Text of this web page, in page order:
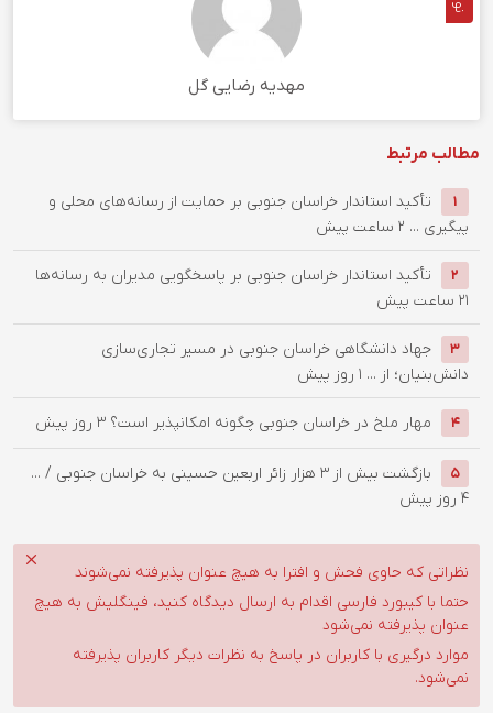
مهدیه رضایی گل
مطالب مرتبط
1
تأکید استاندار خراسان جنوبی بر حمایت از رسانه‌های محلی و
پیگیری ... 2 ساعت پیش
2
تأکید استاندار خراسان جنوبی بر پاسخگویی مدیران به رسانه‌ها
21 ساعت پیش
3
جهاد دانشگاهی خراسان جنوبی در مسیر تجاری‌سازی
دانش‌بنیان؛ از ... 1 روز پیش
4 ‌مهار ملخ در خراسان جنوبی چگونه امکانپذیر است؟ 3 روز پیش
5
بازگشت بیش از ۳ هزار زائر اربعین حسینی به خراسان جنوبی / ...
4 روز پیش
نظراتی که حاوی فحش و افترا به هیچ عنوان پذیرفته نمی‌شوند
حتما با کیبورد فارسی اقدام به ارسال دیدگاه کنید، فینگلیش به هیچ
عنوان پذیرفته نمی‌شود
موارد درگیری با کاربران در پاسخ به نظرات دیگر کاربران پذیرفته
نمی‌شود.